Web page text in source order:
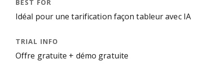
Idéal pour une tarification façon tableur avec IA
Offre gratuite + démo gratuite